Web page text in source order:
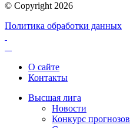
© Copyright 2026
Политика обработки данных
О сайте
Контакты
Высшая лига
Новости
Конкурс прогнозов